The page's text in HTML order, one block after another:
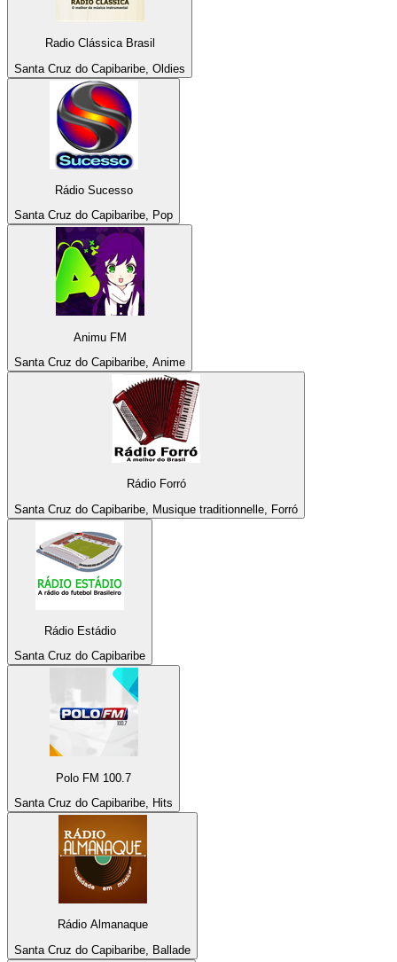
Radio Clássica Brasil
Santa Cruz do Capibaribe, Oldies
Rádio Sucesso
Santa Cruz do Capibaribe, Pop
Animu FM
Santa Cruz do Capibaribe, Anime
Rádio Forró
Santa Cruz do Capibaribe, Musique traditionnelle, Forró
Rádio Estádio
Santa Cruz do Capibaribe
Polo FM 100.7
Santa Cruz do Capibaribe, Hits
Rádio Almanaque
Santa Cruz do Capibaribe, Ballade